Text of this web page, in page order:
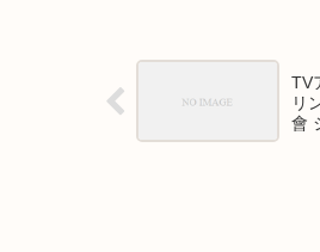
TV
リ
會